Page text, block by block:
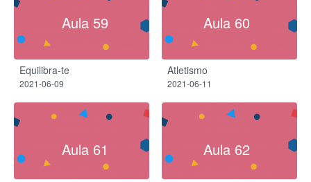
Aula 59
Equilibra-te
2021-06-09
Aula 60
Atletismo
2021-06-11
Aula 61 Aula 62